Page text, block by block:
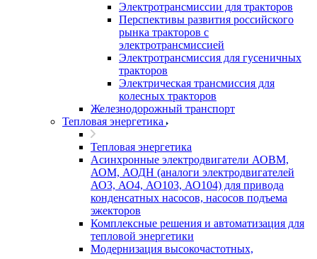
Электротрансмиссии для тракторов
Перспективы развития российского
рынка тракторов с
электротрансмиссией
Электротрансмиссия для гусеничных
тракторов
Электрическая трансмиссия для
колесных тракторов
Железнодорожный транспорт
Тепловая энергетика
Тепловая энергетика
Асинхронные электродвигатели АОВМ,
АОМ, АОДН (аналоги электродвигателей
АО3, АО4, АО103, АО104) для привода
конденсатных насосов, насосов подъема
эжекторов
Комплексные решения и автоматизация для
тепловой энергетики
Модернизация высокочастотных,